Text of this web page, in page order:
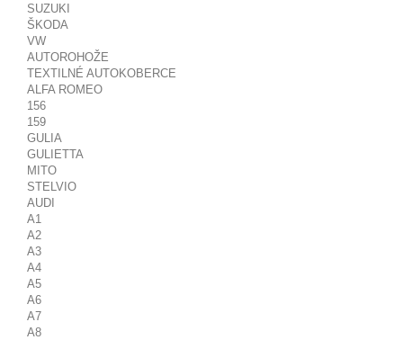
SUZUKI
ŠKODA
VW
AUTOROHOŽE
TEXTILNÉ AUTOKOBERCE
ALFA ROMEO
156
159
GULIA
GULIETTA
MITO
STELVIO
AUDI
A1
A2
A3
A4
A5
A6
A7
A8